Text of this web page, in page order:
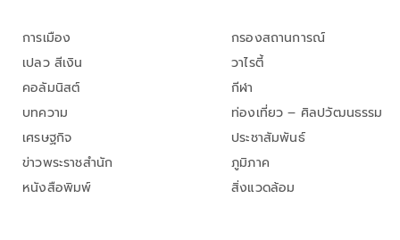
การเมือง
เปลว สีเงิน
คอลัมนิสต์
บทความ
เศรษฐกิจ
ข่าวพระราชสำนัก
หนังสือพิมพ์
กรองสถานการณ์
วาไรตี้
กีฬา
ท่องเที่ยว – ศิลปวัฒนธรรม
ประชาสัมพันธ์
ภูมิภาค
สิ่งแวดล้อม